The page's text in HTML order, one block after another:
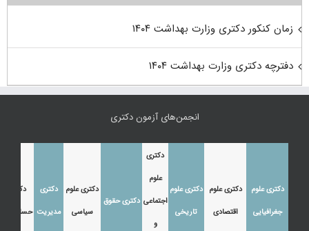
زمان کنکور دکتری وزارت بهداشت ۱۴۰۴
دفترچه دکتری وزارت بهداشت ۱۴۰۴
انجمن‌های آزمون دکتری
دکتری علوم
جغرافیایی
دکتری علوم
اقتصادی
دکتری علوم
تاریخی
دکتری
علوم
اجتماعی
و
دکتری حقوق
دکتری علوم
سیاسی
دکتری
مدیریت
دکتری
حسابداری